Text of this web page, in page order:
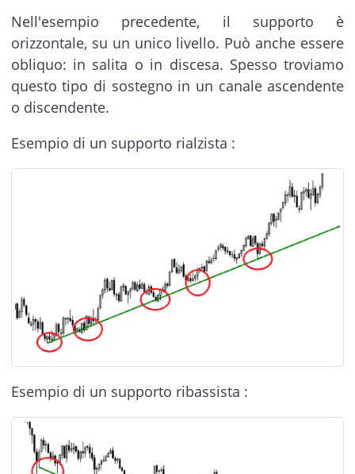
Nell'esempio precedente, il supporto è
orizzontale, su un unico livello. Può anche essere
obliquo: in salita o in discesa. Spesso troviamo
questo tipo di sostegno in un canale ascendente
o discendente.
Esempio di un supporto rialzista :
Esempio di un supporto ribassista :